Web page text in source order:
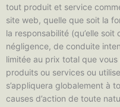
tout produit et service
site web, quelle que soit la
la responsabilité (qu’elle
négligence, de conduite
limitée au prix total que
produits ou services ou
s’appliquera globalement à
causes d’action de toute